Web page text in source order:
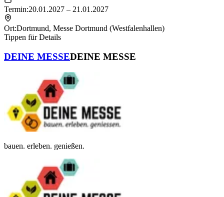
Termin:20.01.2027 – 21.01.2027
Ort:Dortmund, Messe Dortmund (Westfalenhallen)
Tippen für Details
DEINE MESSEDEINE MESSE
bauen. erleben. genießen.